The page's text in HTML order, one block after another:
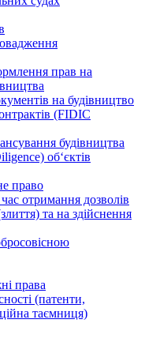
прав на
на будівництво
(FIDIC
будівництва
об‘єктів
право
отримання дозволів
та на здійснення
права
(патенти,
таємниця)